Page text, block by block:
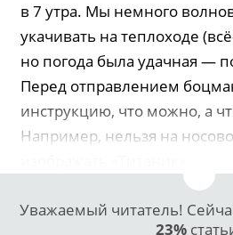
в 7 утра. Мы немного
укачивать на теплоходе
но погода была удачная —
Перед отправлением
инструкцию, что можно, а
Например, нельзя на
Уважаемый читатель!
23%